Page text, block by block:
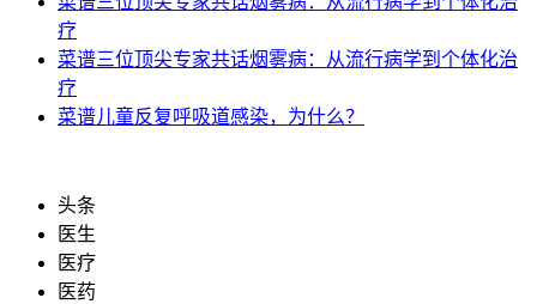
疗
菜谱三位顶尖专家共话烟雾病：从流行病学到个体化治
疗
菜谱儿童反复呼吸道感染，为什么？
头条
医生
医疗
医药